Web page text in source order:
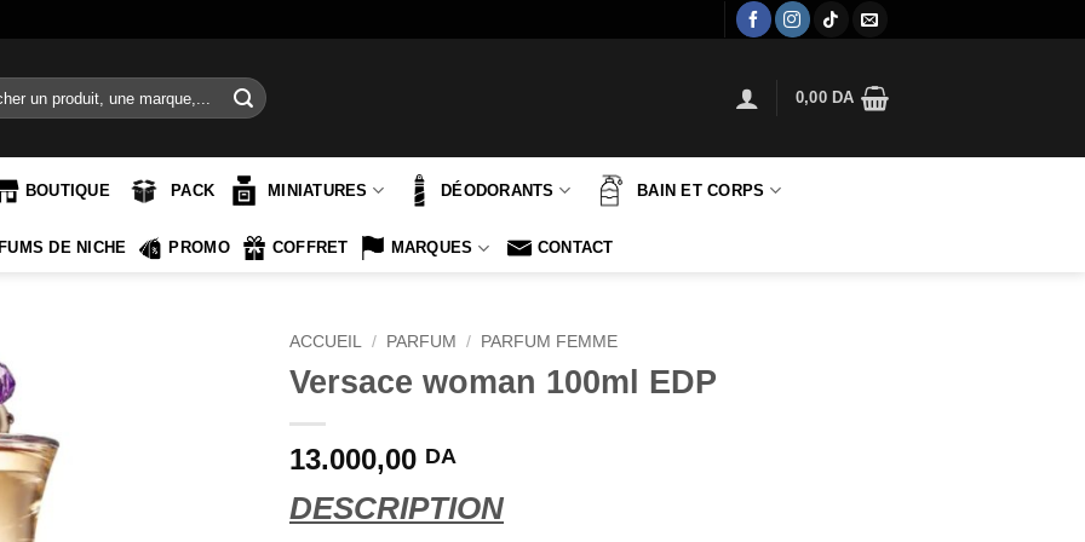
0,00 DA
BOUTIQUE PACK MINIATURES DÉODORANTS BAIN ET CORPS
DE NICHE PROMO COFFRET MARQUES CONTACT
ACCUEIL / PARFUM / PARFUM FEMME
Versace woman 100ml EDP
13.000,00 DA
DESCRIPTION